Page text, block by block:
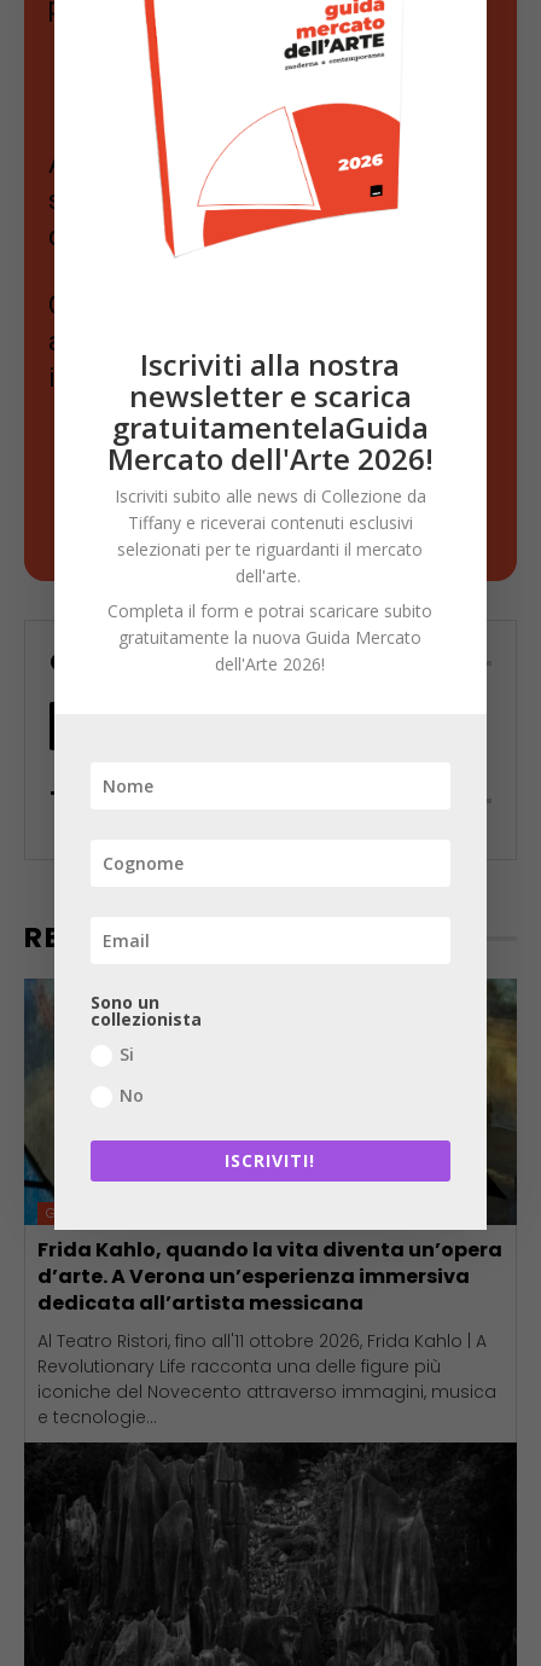
puoi sostenerci abbonandoti a
News Mercato Arte
Anticipazioni, trend, opportunità e
segnali nascosti del mercato
dell’arte
Ogni settimana, notizie, aste e
analisi scelte per chi colleziona e
investe con strategia.
Scopri di più!
CONDIVIDI
TAGS
RECENTI
GUARDARE
Frida Kahlo, quando la vita diventa un’opera
d’arte. A Verona un’esperienza immersiva
dedicata all’artista messicana
Al Teatro Ristori, fino all'11 ottobre 2026, Frida Kahlo | A
Revolutionary Life racconta una delle figure più
iconiche del Novecento attraverso immagini, musica
e tecnologie...
Iscriviti alla nostra
newsletter e scarica
gratuitamentelaGuida
Mercato dell'Arte 2026!
Iscriviti subito alle news di Collezione da
Tiffany e riceverai contenuti esclusivi
selezionati per te riguardanti il mercato
dell'arte.
Completa il form e potrai scaricare subito
gratuitamente la nuova Guida Mercato
dell'Arte 2026!
Sono un
collezionista
Si
No
ISCRIVITI!